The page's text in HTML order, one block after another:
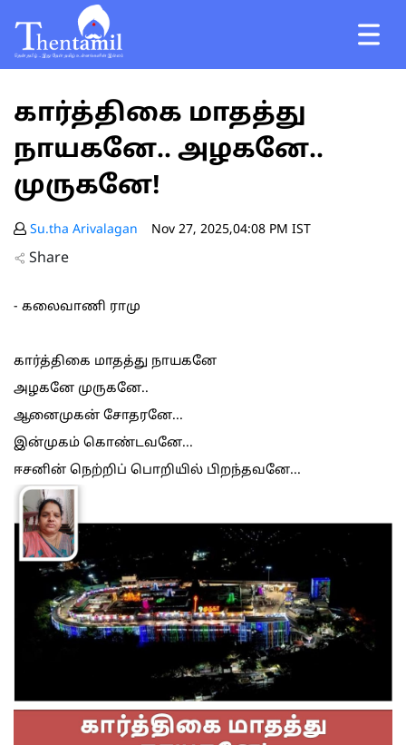
கார்த்திகை மாதத்து
நாயகனே.. அழகனே..
முருகனே!
Su.tha Arivalagan Nov 27, 2025,04:08 PM IST
Share
- கலைவாணி ராமு
கார்த்திகை மாதத்து நாயகனே
அழகனே முருகனே..
ஆனைமுகன் சோதரனே...
இன்முகம் கொண்டவனே...
ஈசனின் நெற்றிப் பொறியில் பிறந்தவனே...